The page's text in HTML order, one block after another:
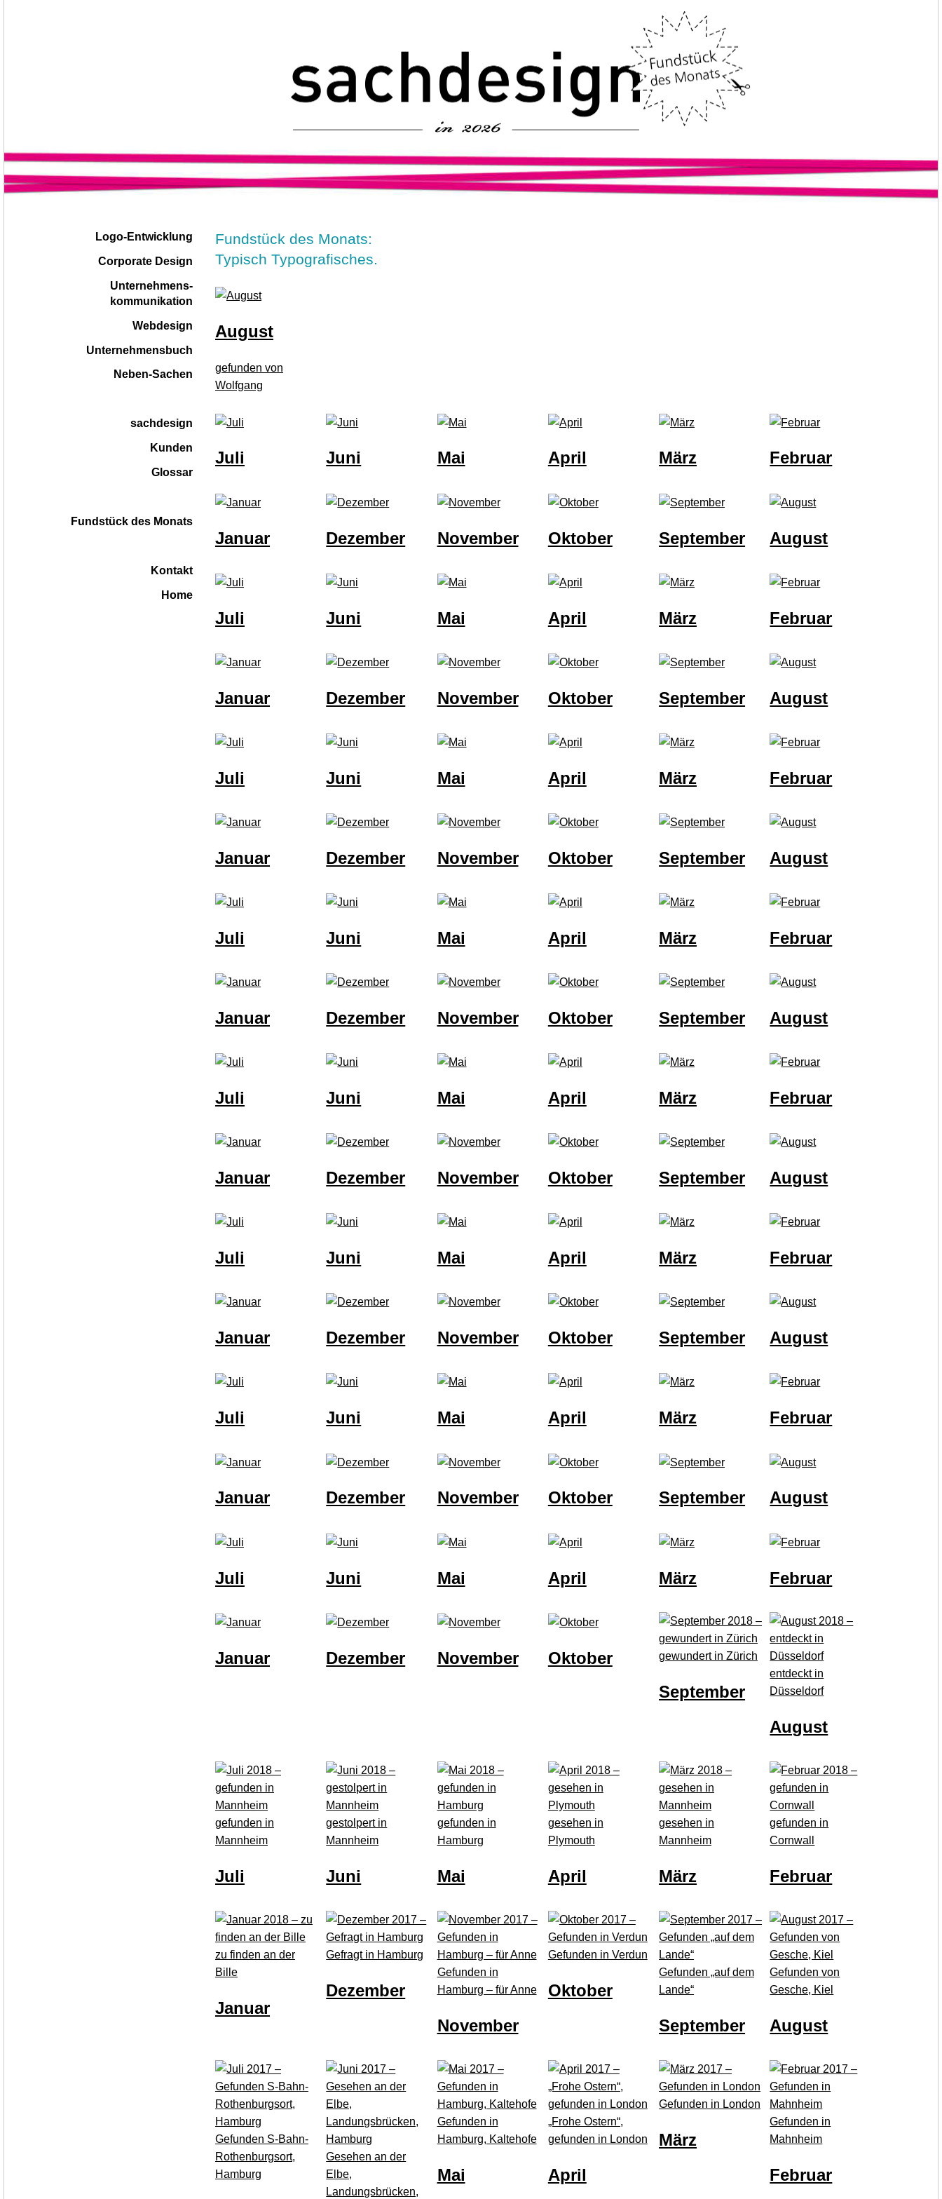
Fundstück des Monats:
Typisch Typografisches.
August
gefunden von
Wolfgang
Juli Juni Mai April März Februar
Januar Dezember November Oktober September August
Juli Juni Mai April März Februar
Januar Dezember November Oktober September August
Juli Juni Mai April März Februar
Januar Dezember November Oktober September August
Juli Juni Mai April März Februar
Januar Dezember November Oktober September August
Juli Juni Mai April März Februar
Januar Dezember November Oktober September August
Juli Juni Mai April März Februar
Januar Dezember November Oktober September August
Juli Juni Mai April März Februar
Januar Dezember November Oktober September August
Juli Juni Mai April März Februar
Januar Dezember November Oktober gewundert in Zürich
September
entdeckt in
Düsseldorf
August
gefunden in
Mannheim
Juli
gestolpert in
Mannheim
Juni
gefunden in
Hamburg
Mai
gesehen in
Plymouth
April
gesehen in
Mannheim
März
gefunden in
Cornwall
Februar
zu finden an der
Bille
Januar
Gefragt in Hamburg
Dezember
Gefunden in
Hamburg – für Anne
November
Gefunden in Verdun
Oktober
Gefunden „auf dem
Lande“
September
Gefunden von
Gesche, Kiel
August
Gefunden S-Bahn-
Rothenburgsort,
Hamburg
Gesehen an der
Elbe,
Landungsbrücken,
Gefunden in
Hamburg, Kaltehofe
Mai
„Frohe Ostern“,
gefunden in London
April
Gefunden in London
März
Gefunden in
Mahnheim
Februar
Navigation
Logo-Entwicklung
Corporate Design
Unternehmens-
kommunikation
Webdesign
Unternehmensbuch
Neben-Sachen
sachdesign
Kunden
Glossar
Fundstück des Monats
Kontakt
Home